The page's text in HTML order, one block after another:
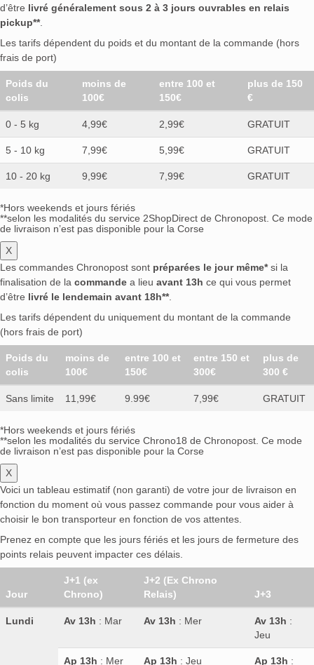
d’être livré généralement sous 2 à 3 jours ouvrables en relais
pickup**.
Les tarifs dépendent du poids et du montant de la commande (hors
frais de port)
Poids du
colis
moins de
100€
entre 100 et
150€
plus de 150
€
0 - 5 kg 4,99€ 2,99€ GRATUIT
5 - 10 kg 7,99€ 5,99€ GRATUIT
10 - 20 kg 9,99€ 7,99€ GRATUIT
*Hors weekends et jours fériés
**selon les modalités du service 2ShopDirect de Chronopost. Ce mode
de livraison n’est pas disponible pour la Corse
X
Les commandes Chronopost sont préparées le jour même*si la
finalisation de la commande a lieu avant 13h ce qui vous permet
d’être livré le lendemain avant 18h**.
Les tarifs dépendent du uniquement du montant de la commande
(hors frais de port)
Poids du
colis
moins de
100€
entre 100 et
150€
entre 150 et
300€
plus de
300 €
Sans limite 11,99€ 9.99€ 7,99€ GRATUIT
*Hors weekends et jours fériés
**selon les modalités du service Chrono18 de Chronopost. Ce mode
de livraison n’est pas disponible pour la Corse
X
Voici un tableau estimatif (non garanti) de votre jour de livraison en
fonction du moment où vous passez commande pour vous aider à
choisir le bon transporteur en fonction de vos attentes.
Prenez en compte que les jours fériés et les jours de fermeture des
points relais peuvent impacter ces délais.
Jour
J+1 (ex
Chrono)
J+2 (Ex Chrono
Relais)
J+3
Lundi Av 13h : Mar Av 13h : Mer Av 13h :
Jeu
Ap 13h : Mer Ap 13h : Jeu Ap 13h :